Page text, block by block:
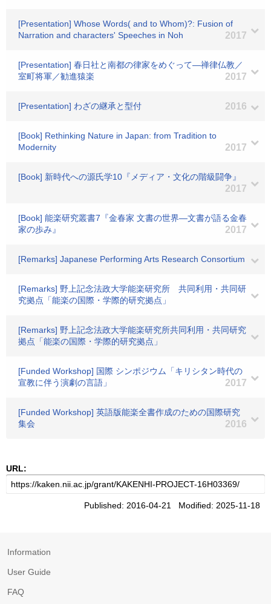
[Presentation] Whose Words( and to Whom)?: Fusion of
Narration and characters' Speeches in Noh
2017
[Presentation] 春日社と南都の律家をめぐって―禅律仏教／
室町将軍／勧進猿楽
2017
[Presentation] わざの継承と型付 2016
[Book] Rethinking Nature in Japan: from Tradition to
Modernity
2017
[Book] 新時代への源氏学10『メディア・文化の階級闘争』
2017
[Book] 能楽研究叢書7『金春家 文書の世界―文書が語る金春
家の歩み』
2017
[Remarks] Japanese Performing Arts Research Consortium
[Remarks] 野上記念法政大学能楽研究所 共同利用・共同研
究拠点「能楽の国際・学際的研究拠点」
[Remarks] 野上記念法政大学能楽研究所共同利用・共同研究
拠点「能楽の国際・学際的研究拠点」
[Funded Workshop] 国際 シンポジウム「キリシタン時代の
宣教に伴う演劇の言語」
2017
[Funded Workshop] 英語版能楽全書作成のための国際研究
集会
2016
URL:
Published: 2016-04-21 Modified: 2025-11-18
Information
User Guide
FAQ